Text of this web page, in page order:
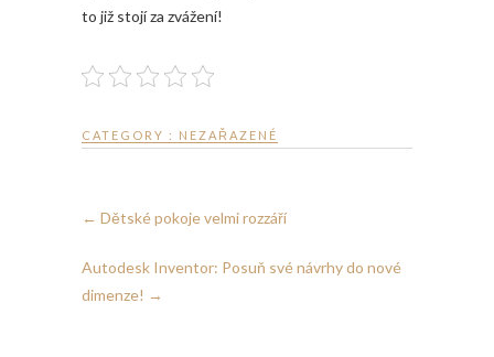
to již stojí za zvážení!
CATEGORY : NEZAŘAZENÉ
← Dětské pokoje velmi rozzáří
Autodesk Inventor: Posuň své návrhy do nové
dimenze! →